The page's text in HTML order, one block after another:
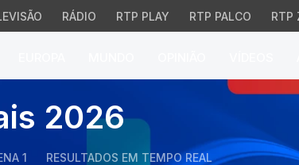
RÁDIO RTP PLAY RTP PALCO RTP
justifica
2026
1 RESULTADOS EM TEMPO REAL